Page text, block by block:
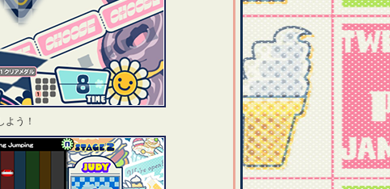
よう！